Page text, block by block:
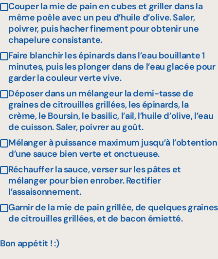
Couper la mie de pain en cubes et griller dans la
même poêle avec un peu d’huile d’olive. Saler,
poivrer, puis hacher finement pour obtenir une
chapelure consistante.
Faire blanchir les épinards dans l’eau bouillante 1
minutes, puis les plonger dans de l’eau glacée pour
garder la couleur verte vive.
Déposer dans un mélangeur la demi-tasse de
graines de citrouilles grillées, les épinards, la
crème, le Boursin, le basilic, l’ail, l’huile d’olive, l’eau
de cuisson. Saler, poivrer au goût.
Mélanger à puissance maximum jusqu’à l’obtention
d’une sauce bien verte et onctueuse.
Réchauffer la sauce, verser sur les pâtes et
mélanger pour bien enrober. Rectifier
l’assaisonnement.
Garnir de la mie de pain grillée, de quelques graines
de citrouilles grillées, et de bacon émietté.
Bon appétit ! :)